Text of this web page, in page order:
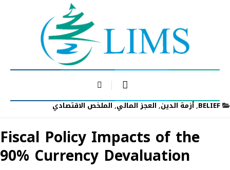
BELIEF
,أزمة الدين,العجز المالي,الملخص الاقتصادي
Fiscal Policy Impacts of the
90% Currency Devaluation